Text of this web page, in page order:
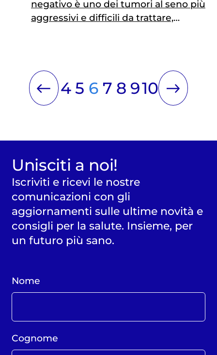
negativo è uno dei tumori al seno più
aggressivi e difficili da trattare,
un’elevata eterogeneità, questo
tumore espone le pazienti a un
rischio maggiore di recidiva e
innovative. È in…
4 5 6 7 8 910
Unisciti a noi!
Iscriviti e ricevi le nostre
comunicazioni con gli
aggiornamenti sulle ultime novità e
consigli per la salute. Insieme, per
un futuro più sano.
Nome
Cognome